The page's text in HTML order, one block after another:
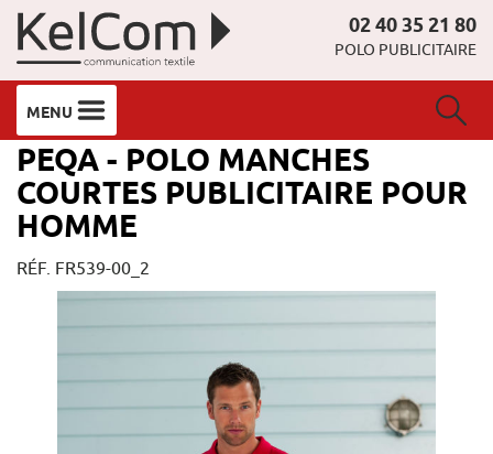
02 40 35 21 80
POLO PUBLICITAIRE
MENU
PEQA - POLO MANCHES
COURTES PUBLICITAIRE POUR
HOMME
RÉF. FR539-00_2